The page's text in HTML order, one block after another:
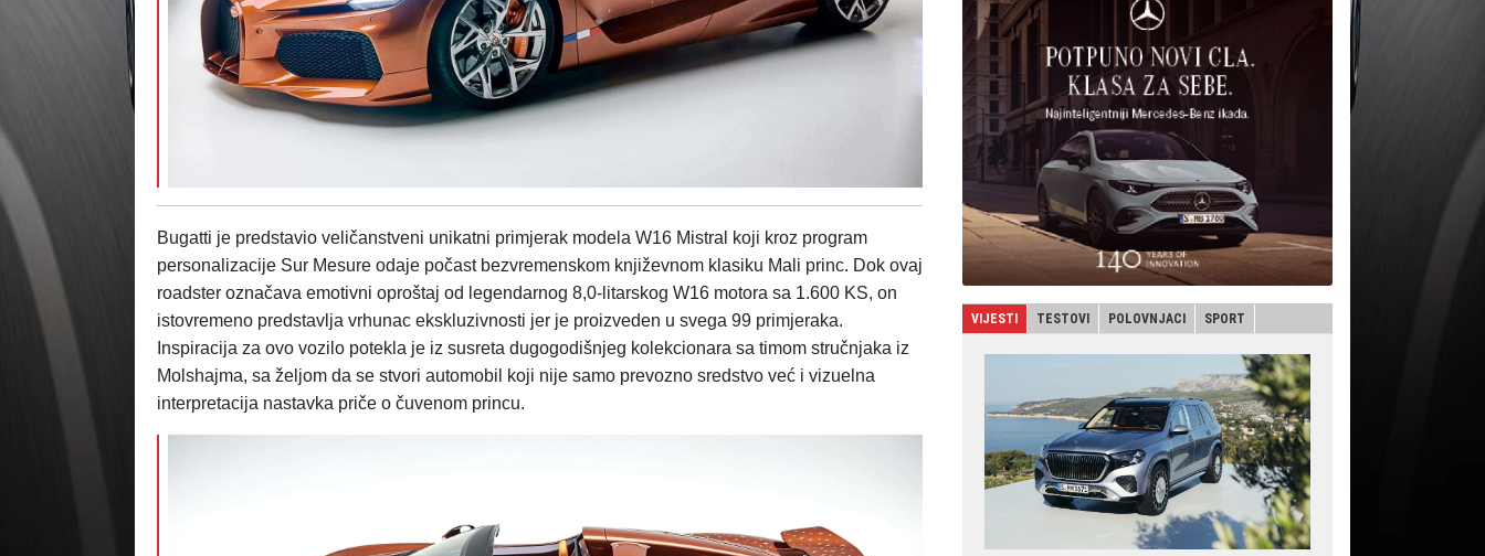
Bugatti je predstavio veličanstveni unikatni primjerak modela W16 Mistral koji kroz program
personalizacije Sur Mesure odaje počast bezvremenskom književnom klasiku Mali princ. Dok ovaj
roadster označava emotivni oproštaj od legendarnog 8,0-litarskog W16 motora sa 1.600 KS, on
istovremeno predstavlja vrhunac ekskluzivnosti jer je proizveden u svega 99 primjeraka.
Inspiracija za ovo vozilo potekla je iz susreta dugogodišnjeg kolekcionara sa timom stručnjaka iz
Molshajma, sa željom da se stvori automobil koji nije samo prevozno sredstvo već i vizuelna
interpretacija nastavka priče o čuvenom princu.
VIJESTI TESTOVI POLOVNJACI SPORT